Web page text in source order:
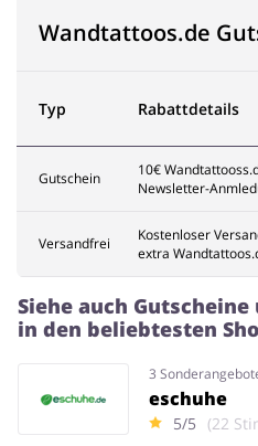
Bücher, Medien, Software
& Games
Wandtattoos.de
Typ Rabattdetails
Gutschein
10€
Newsletter-
Versandfrei
Kostenloser
extra
Siehe auch
in den beliebtesten
3
eschuhe
5/5 (22